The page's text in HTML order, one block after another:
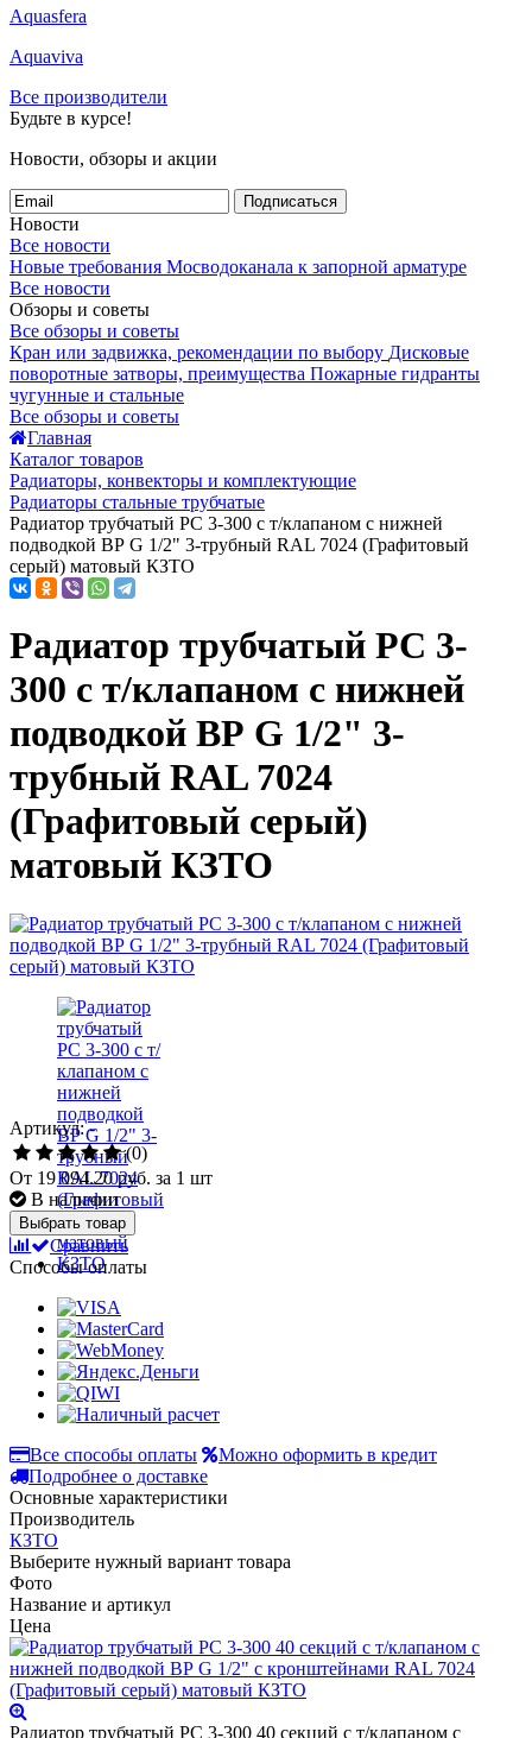
Aquasfera
Aquaviva
Все производители
Будьте в курсе!
Новости, обзоры и акции
Подписаться
Новости
Все новости
Новые требования Мосводоканала к запорной арматуре
Все новости
Обзоры и советы
Все обзоры и советы
Кран или задвижка, рекомендации по выбору Дисковые
поворотные затворы, преимущества Пожарные гидранты
чугунные и стальные
Все обзоры и советы
Главная
Каталог товаров
Радиаторы, конвекторы и комплектующие
Радиаторы стальные трубчатые
Радиатор трубчатый РС 3-300 с т/клапаном с нижней
подводкой ВР G 1/2" 3-трубный RAL 7024 (Графитовый
серый) матовый КЗТО
Радиатор трубчатый РС 3-
300 с т/клапаном с нижней
подводкой ВР G 1/2" 3-
трубный RAL 7024
(Графитовый серый)
матовый КЗТО
Артикул: -
(0)
От 19 094.20 руб. за 1 шт
В наличии
Выбрать товар
Сравнить
Способы оплаты
Все способы оплаты
Можно оформить в кредит
Подробнее о доставке
Основные характеристики
Производитель
КЗТО
Выберите нужный вариант товара
Фото
Название и артикул
Цена
Радиатор трубчатый РС 3-300 40 секций с т/клапаном с